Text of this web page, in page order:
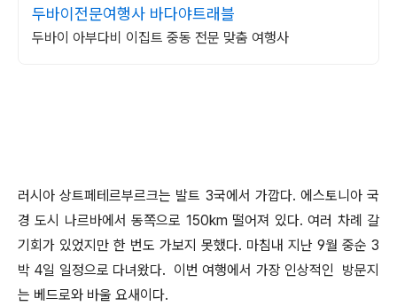
두바이전문여행사 바다야트래블
두바이 아부다비 이집트 중동 전문 맞춤 여행사
러시아 상트페테르부르크는 발트 3국에서 가깝다. 에스토니아 국
경 도시 나르바에서 동쪽으로 150km 떨어져 있다. 여러 차례 갈
기회가 있었지만 한 번도 가보지 못했다. 마침내 지난 9월 중순 3
박 4일 일정으로 다녀왔다. 이번 여행에서 가장 인상적인 방문지
는 베드로와 바울 요새이다.